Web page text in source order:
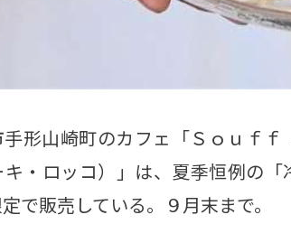
形山崎町のカフェ「Ｓｏｕｆ
・ロッコ）」は、夏季恒例の
で販売している。９月末まで。